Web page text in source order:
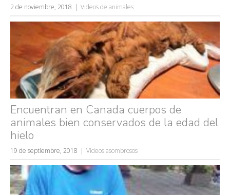
2 de noviembre, 2018 Videos de animales
Encuentran en Canada cuerpos de
animales bien conservados de la edad del
hielo
19 de septiembre, 2018 Videos asombrosos